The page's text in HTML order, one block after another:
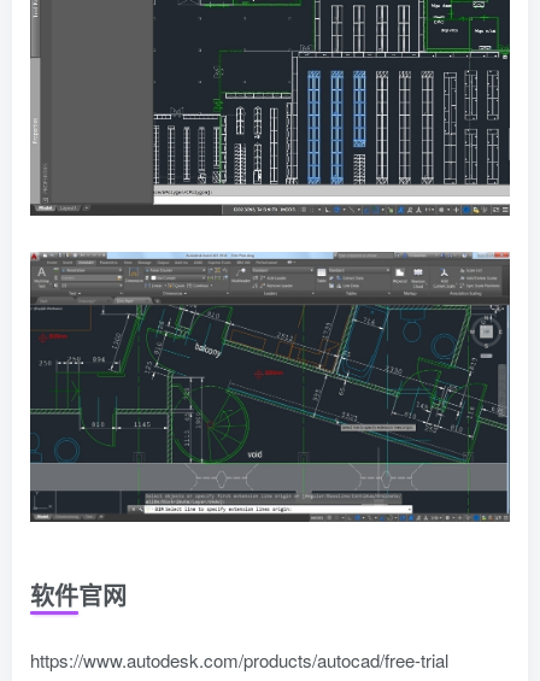
软件官网
https://www.autodesk.com/products/autocad/free-trial